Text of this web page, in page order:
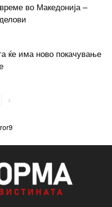
во Македонија –
ќе има ново покачување